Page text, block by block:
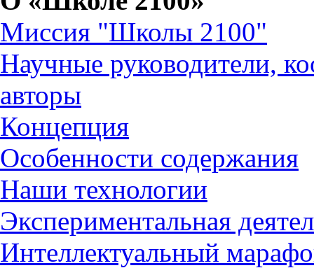
Миссия "Школы 2100"
Научные руководители,
авторы
Концепция
Особенности содержания
Наши технологии
Экспериментальная
Интеллектуальный